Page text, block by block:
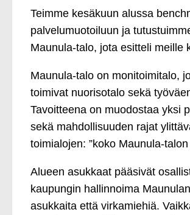
Teimme kesäkuun alussa
palvelumuotoiluun ja
Maunula-talo, jota esitteli meille
Maunula-talo on monitoimitalo,
toimivat nuorisotalo sekä
Tavoitteena on muodostaa yksi
sekä mahdollisuuden rajat
toimialojen: ”koko Maunula-
Alueen asukkaat pääsivät
kaupungin hallinnoima
asukkaita että virkamiehiä.